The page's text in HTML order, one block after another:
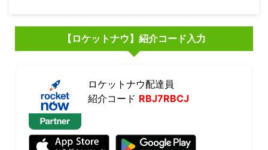
【ロケットナウ】紹介コード入力
ロケットナウ配達員
紹介コード RBJ7RBCJ